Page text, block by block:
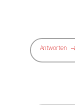
Antworten